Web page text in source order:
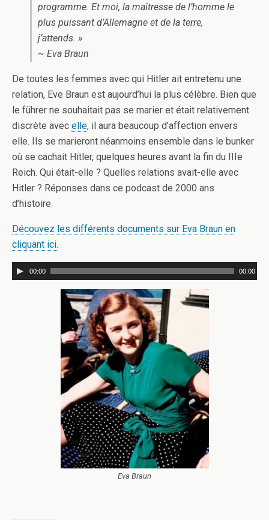
programme. Et moi, la maîtresse de l’homme le
plus puissant d’Allemagne et de la terre,
j’attends. »
~ Eva Braun
De toutes les femmes avec qui Hitler ait entretenu une
relation, Eve Braun est aujourd’hui la plus célèbre. Bien que
le führer ne souhaitait pas se marier et était relativement
discrète avec elle, il aura beaucoup d’affection envers
elle. Ils se marieront néanmoins ensemble dans le bunker
où se cachait Hitler, quelques heures avant la fin du IIIe
Reich. Qui était-elle ? Quelles relations avait-elle avec
Hitler ? Réponses dans ce podcast de 2000 ans
d’histoire.
Découvez les différents documents sur Eva Braun en
cliquant ici.
00:00 00:00
Eva Braun